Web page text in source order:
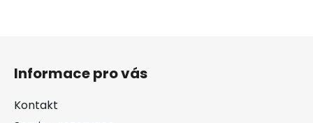
Informace pro vás
Kontakt